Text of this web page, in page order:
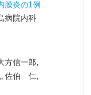
膜炎の1例
病院内科
方信一郎,
佐伯 仁,